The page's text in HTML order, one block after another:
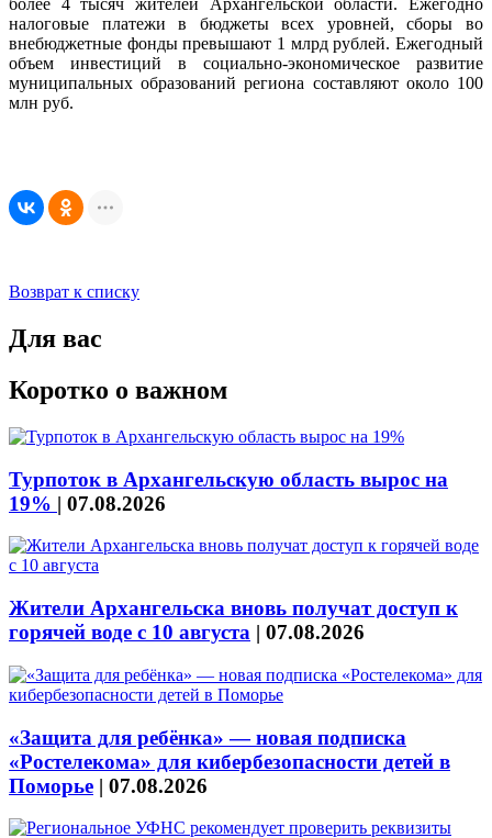
более 4 тысяч жителей Архангельской области. Ежегодно
налоговые платежи в бюджеты всех уровней, сборы во
внебюджетные фонды превышают 1 млрд рублей. Ежегодный
объем инвестиций в социально-экономическое развитие
муниципальных образований региона составляют около 100
млн руб.
Возврат к списку
Для вас
Коротко о важном
Турпоток в Архангельскую область вырос на
19% | 07.08.2026
Жители Архангельска вновь получат доступ к
горячей воде с 10 августа | 07.08.2026
«Защита для ребёнка» — новая подписка
«Ростелекома» для кибербезопасности детей в
Поморье | 07.08.2026